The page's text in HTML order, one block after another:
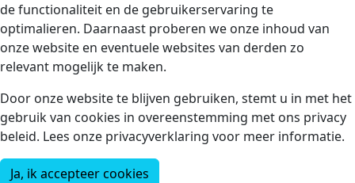
de functionaliteit en de gebruikerservaring te
optimalieren. Daarnaast proberen we onze inhoud van
onze website en eventuele websites van derden zo
relevant mogelijk te maken.
Door onze website te blijven gebruiken, stemt u in met het
gebruik van cookies in overeenstemming met ons privacy
beleid. Lees onze privacyverklaring voor meer informatie.
Ja, ik accepteer cookies